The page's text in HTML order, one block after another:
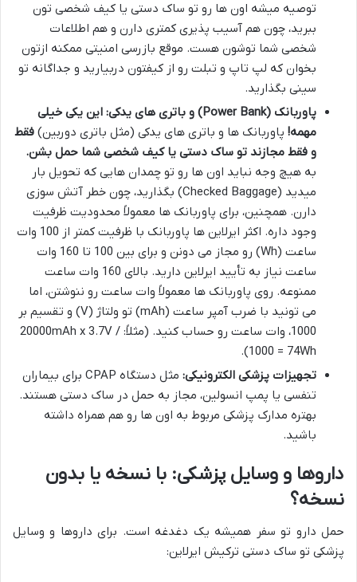
توصیه میشه اون ها رو تو ساک دستی یا کیف شخصی تون
ببرید، چون هم آسیب پذیری کمتری دارن و هم اطلاعات
شخصی شما توشون هست. موقع بازرسی امنیتی ممکنه ازتون
بخوان که لپ تاپ و تبلت رو از کیفتون دربیارید و جداگانه تو
سینی بگذارید.
پاوربانک (Power Bank) و باتری های یدکی:
این یکی خیلی
مهمه! پاوربانک ها و باتری های یدکی (مثل باتری دوربین) فقط
و فقط مجازند تو ساک دستی یا کیف شخصی شما حمل بشن.
به هیچ وجه نباید اون ها رو تو چمدان هایی که تحویل بار
میدید (Checked Baggage) بگذارید، چون خطر آتش سوزی
دارن. همچنین، برای پاوربانک ها معمولاً محدودیت ظرفیت
وجود داره. اکثر ایرلاین ها پاوربانک با ظرفیت کمتر از 100 وات
ساعت (Wh) رو مجاز می دونن و برای بین 100 تا 160 وات
ساعت نیاز به تأیید ایرلاین دارید. بالای 160 وات ساعت
ممنوعه. روی پاوربانک ها معمولاً وات ساعت رو ننوشتن، اما
می تونید با ضرب آمپر ساعت (mAh) تو ولتاژ (V) و تقسیم بر
1000، وات ساعت رو حساب کنید. (مثلاً: 20000mAh x 3.7V /
1000 = 74Wh).
تجهیزات پزشکی الکترونیکی:
مثل دستگاه CPAP برای بیماران
تنفسی یا پمپ انسولین، مجاز به حمل در ساک دستی هستند.
بهتره مدارک پزشکی مربوط به اون ها رو هم همراه داشته
باشید.
داروها و وسایل پزشکی: با نسخه یا بدون
نسخه؟
حمل دارو تو سفر همیشه یک دغدغه است. برای داروها و وسایل
پزشکی تو ساک دستی ترکیش ایرلاین: